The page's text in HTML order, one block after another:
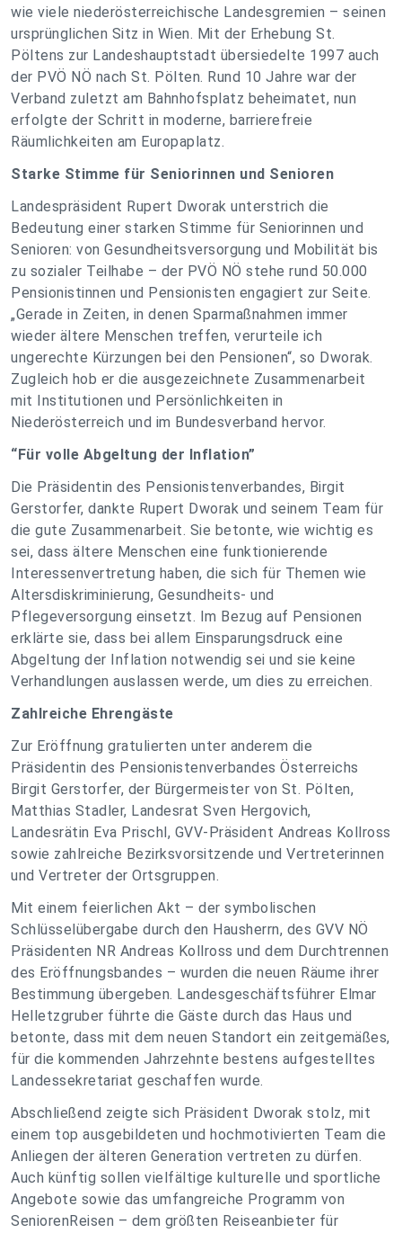
wie viele niederösterreichische Landesgremien – seinen
ursprünglichen Sitz in Wien. Mit der Erhebung St.
Pöltens zur Landeshauptstadt übersiedelte 1997 auch
der PVÖ NÖ nach St. Pölten. Rund 10 Jahre war der
Verband zuletzt am Bahnhofsplatz beheimatet, nun
erfolgte der Schritt in moderne, barrierefreie
Räumlichkeiten am Europaplatz.
Starke Stimme für Seniorinnen und Senioren
Landespräsident Rupert Dworak unterstrich die
Bedeutung einer starken Stimme für Seniorinnen und
Senioren: von Gesundheitsversorgung und Mobilität bis
zu sozialer Teilhabe – der PVÖ NÖ stehe rund 50.000
Pensionistinnen und Pensionisten engagiert zur Seite.
„Gerade in Zeiten, in denen Sparmaßnahmen immer
wieder ältere Menschen treffen, verurteile ich
ungerechte Kürzungen bei den Pensionen“, so Dworak.
Zugleich hob er die ausgezeichnete Zusammenarbeit
mit Institutionen und Persönlichkeiten in
Niederösterreich und im Bundesverband hervor.
“Für volle Abgeltung der Inflation”
Die Präsidentin des Pensionistenverbandes, Birgit
Gerstorfer, dankte Rupert Dworak und seinem Team für
die gute Zusammenarbeit. Sie betonte, wie wichtig es
sei, dass ältere Menschen eine funktionierende
Interessenvertretung haben, die sich für Themen wie
Altersdiskriminierung, Gesundheits- und
Pflegeversorgung einsetzt. Im Bezug auf Pensionen
erklärte sie, dass bei allem Einsparungsdruck eine
Abgeltung der Inflation notwendig sei und sie keine
Verhandlungen auslassen werde, um dies zu erreichen.
Zahlreiche Ehrengäste
Zur Eröffnung gratulierten unter anderem die
Präsidentin des Pensionistenverbandes Österreichs
Birgit Gerstorfer, der Bürgermeister von St. Pölten,
Matthias Stadler, Landesrat Sven Hergovich,
Landesrätin Eva Prischl, GVV-Präsident Andreas Kollross
sowie zahlreiche Bezirksvorsitzende und Vertreterinnen
und Vertreter der Ortsgruppen.
Mit einem feierlichen Akt – der symbolischen
Schlüsselübergabe durch den Hausherrn, des GVV NÖ
Präsidenten NR Andreas Kollross und dem Durchtrennen
des Eröffnungsbandes – wurden die neuen Räume ihrer
Bestimmung übergeben. Landesgeschäftsführer Elmar
Helletzgruber führte die Gäste durch das Haus und
betonte, dass mit dem neuen Standort ein zeitgemäßes,
für die kommenden Jahrzehnte bestens aufgestelltes
Landessekretariat geschaffen wurde.
Abschließend zeigte sich Präsident Dworak stolz, mit
einem top ausgebildeten und hochmotivierten Team die
Anliegen der älteren Generation vertreten zu dürfen.
Auch künftig sollen vielfältige kulturelle und sportliche
Angebote sowie das umfangreiche Programm von
SeniorenReisen – dem größten Reiseanbieter für